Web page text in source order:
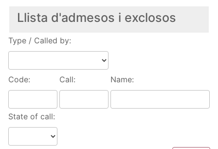
Llista d'admesos i exclosos
Type / Called by:
Code: Call: Name:
State of call: